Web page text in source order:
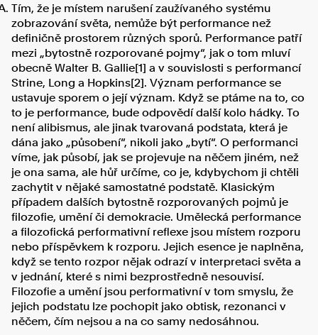
Tím, že je místem narušení zaužívaného systému
zobrazování světa, nemůže být performance než
definičně prostorem různých sporů. Performance patří
mezi „bytostně rozporované pojmy“, jak o tom mluví
obecně Walter B. Gallie[1] a v souvislosti s performancí
Strine, Long a Hopkins[2]. Význam performance se
ustavuje sporem o její význam. Když se ptáme na to, co
to je performance, bude odpovědí další kolo hádky. To
není alibismus, ale jinak tvarovaná podstata, která je
dána jako „působení“, nikoli jako „bytí“. O performanci
víme, jak působí, jak se projevuje na něčem jiném, než
je ona sama, ale hůř určíme, co je, kdybychom ji chtěli
zachytit v nějaké samostatné podstatě. Klasickým
případem dalších bytostně rozporovaných pojmů je
filozofie, umění či demokracie. Umělecká performance
a filozofická performativní reflexe jsou místem rozporu
nebo příspěvkem k rozporu. Jejich esence je naplněna,
když se tento rozpor nějak odrazí v interpretaci světa a
v jednání, které s nimi bezprostředně nesouvisí.
Filozofie a umění jsou performativní v tom smyslu, že
jejich podstatu lze pochopit jako obtisk, rezonanci v
něčem, čím nejsou a na co samy nedosáhnou.